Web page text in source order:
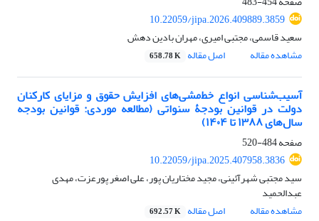
10.22059/jipa.2026.409889.3859
سعید قاسمی، مجتبی امیری، مهران بادین دهش
مشاهده مقاله
اصل مقاله 658.78 K
آسیب‌‌شناسی انواع خط‌‌مشی‌‌های افزایش حقوق و مزایای کارکنان
دولت در قوانین بودجۀ سنواتی (مطالعه موردی: قوانین بودجه
سال‌‌های ۱۳۸۸ تا ۱۴۰۴)
صفحه484-520
10.22059/jipa.2025.407958.3836
سید مجتبی شهرآئینی، مجید مختاریان پور، علی اصغر پورعزت، مهدی
عبدالحمید
مشاهده مقاله
اصل مقاله 692.57 K